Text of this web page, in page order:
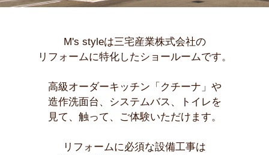
M's styleは三宅産業株式会社の
リフォームに特化したショールームです。
高級オーダーキッチン「クチーナ」や
造作洗面台、システムバス、トイレを
見て、触って、ご体験いただけます。
リフォームに必須な設備工事は